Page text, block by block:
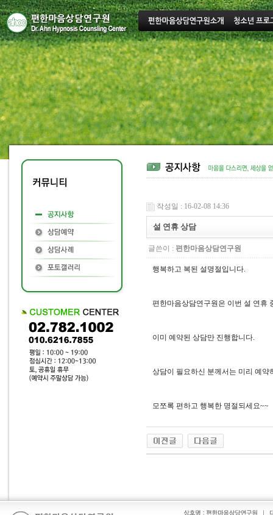
작성일 : 16-02-08 14:36
설 연휴 상담
글쓴이 : 편한마음상담연구원
행복하고 복된 설명절입니다.
편한마음상담연구원은 이번 설 연휴
이미 예약된 상담만 진행합니다.
상담이 필요하신 분께서는 미리 예
모쪼록 편하고 행복한 명절되세요~~